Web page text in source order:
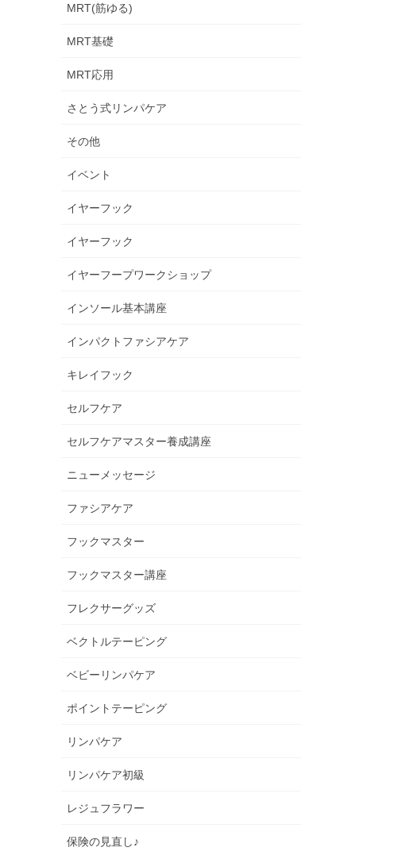
MRT(筋ゆる)
MRT基礎
MRT応用
さとう式リンパケア
その他
イベント
イヤーフック
イヤーフック
イヤーフープワークショップ
インソール基本講座
インパクトファシアケア
キレイフック
セルフケア
セルフケアマスター養成講座
ニューメッセージ
ファシアケア
フックマスター
フックマスター講座
フレクサーグッズ
ベクトルテーピング
ベビーリンパケア
ポイントテーピング
リンパケア
リンパケア初級
レジュフラワー
保険の見直し♪